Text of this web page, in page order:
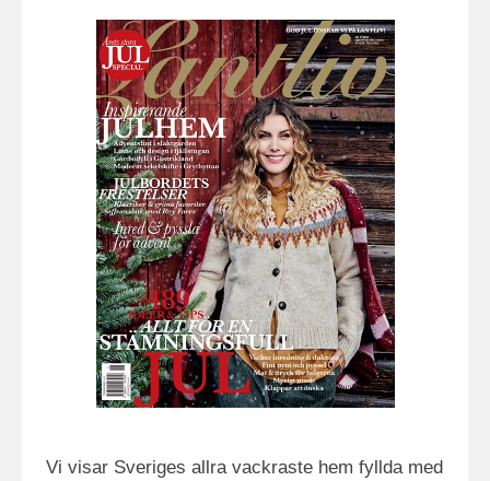
Vi visar Sveriges allra vackraste hem fyllda med